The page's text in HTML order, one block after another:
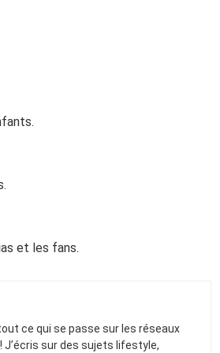
et les fans.
ce qui se passe sur les réseaux
J’écris sur des sujets lifestyle,